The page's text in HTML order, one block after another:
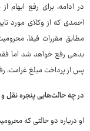
در ادامه، برای رفع ابهام
احمدی که از وکلای مورد
مطابق مقررات فیفا،
بدهی رفع خواهد شد اما
پس از پرداخت مبلغ
در چه حالت‌هایی پنجره نقل‌
او درباره دو حالتی که